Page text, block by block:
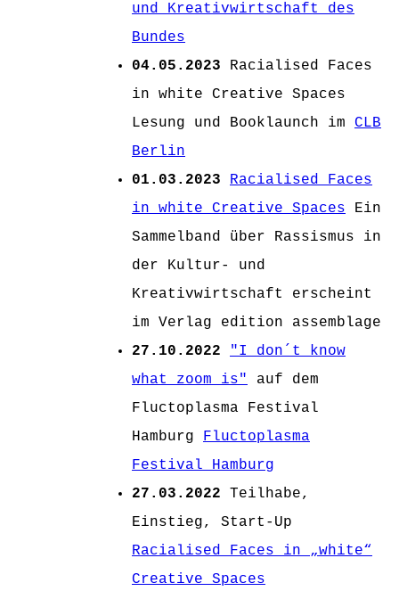
und Kreativwirtschaft des
Bundes
04.05.2023 Racialised Faces
in white Creative Spaces
Lesung und Booklaunch im CLB
Berlin
01.03.2023
Racialised Faces
in white Creative Spaces Ein
Sammelband über Rassismus in
der Kultur- und
Kreativwirtschaft erscheint
im Verlag edition assemblage
27.10.2022
"I don´t know
what zoom is"
auf dem
Fluctoplasma Festival
Hamburg Fluctoplasma
Festival Hamburg
27.03.2022 Teilhabe,
Einstieg, Start-Up
Racialised Faces in „white“
Creative Spaces